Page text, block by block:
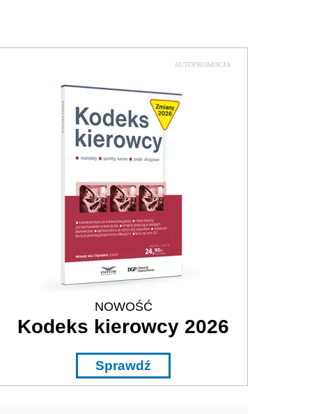
AUTOPROMOCJA
NOWOŚĆ
Kodeks kierowcy 2026
Sprawdź